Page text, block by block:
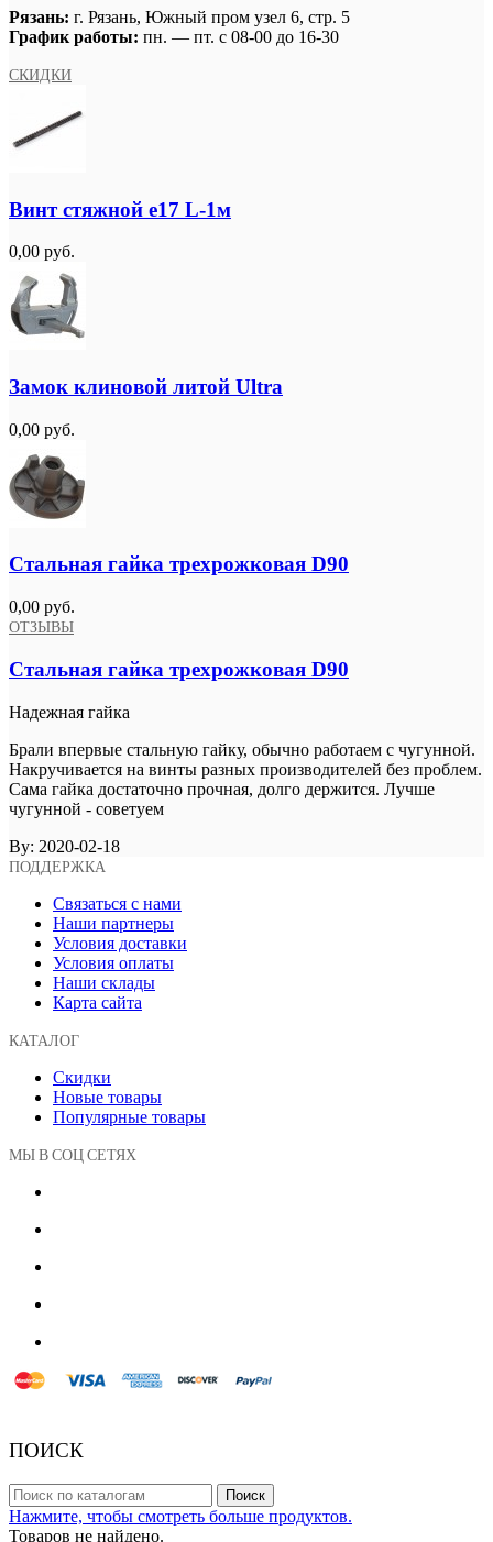
Рязань: г. Рязань, Южный пром узел 6, стр. 5
График работы: пн. — пт. с 08-00 до 16-30
СКИДКИ
Винт стяжной e17 L-1м
0,00 руб.
Замок клиновой литой Ultra
0,00 руб.
Стальная гайка трехрожковая D90
0,00 руб.
ОТЗЫВЫ
Стальная гайка трехрожковая D90
Надежная гайка
Брали впервые стальную гайку, обычно работаем с чугунной.
Накручивается на винты разных производителей без проблем.
Сама гайка достаточно прочная, долго держится. Лучше
чугунной - советуем
By: 2020-02-18
ПОДДЕРЖКА
Связаться с нами
Наши партнеры
Условия доставки
Условия оплаты
Наши склады
Карта сайта
КАТАЛОГ
Скидки
Новые товары
Популярные товары
МЫ В СОЦ СЕТЯХ
ПОИСК
Поиск
Нажмите, чтобы смотреть больше продуктов.
Товаров не найдено.